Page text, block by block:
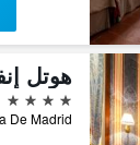
4 نجوم